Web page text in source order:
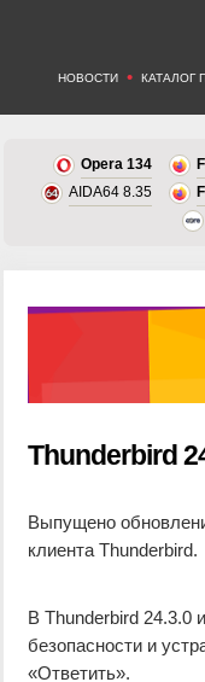
НОВОСТИ • КАТАЛОГ
Opera 134
AIDA64 8.35
Thunderbird
Выпущено
клиента Thunderbird.
В Thunderbird 24.3.0
безопасности и
«Ответить».